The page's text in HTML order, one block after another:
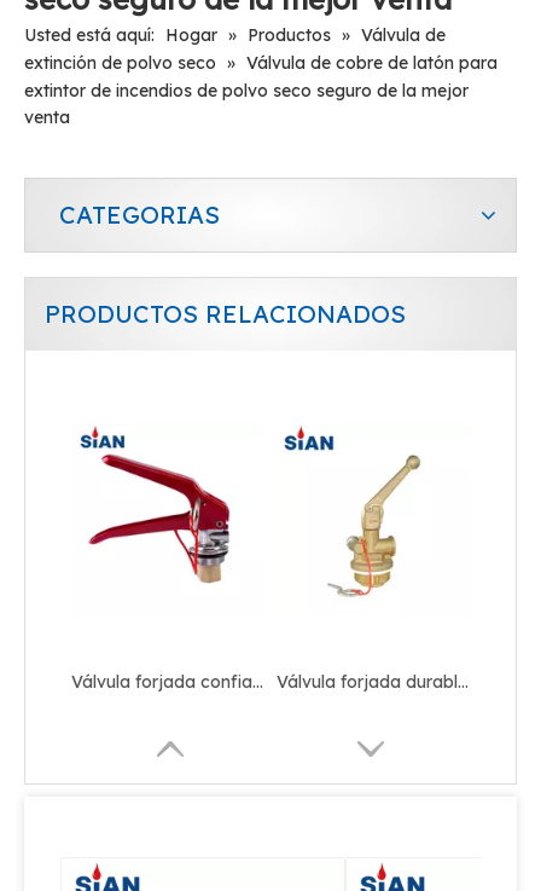
Usted está aquí: Hogar » Productos » Válvula de
extinción de polvo seco » Válvula de cobre de latón para
extintor de incendios de polvo seco seguro de la mejor
venta
CATEGORIAS
PRODUCTOS RELACIONADOS
Válvula forjada confiable de aleación de latón/cobre para extintor de incendios de polvo seco
Válvula de extintor de incendios China Ningbo FUHUA fábrica de válvulas válvula forjada de aleación de cobre/latón para extintor de incendios de polvo seco Válvula de incendio de polvo seco portátil sin bola de protección